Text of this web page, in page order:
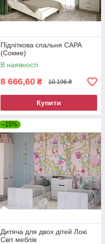
Підліткова спальня САРА
(Сокме)
В наявності
8 666,60 ₴ 10 196 ₴
Купити
–15%
Дитяча для двох дітей Локі
Світ меблів